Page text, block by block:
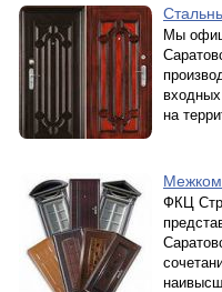
Мы
на
ФКЦ